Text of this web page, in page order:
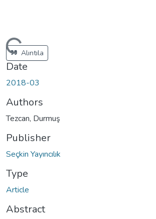
Alıntıla
Date
2018-03
Authors
Tezcan, Durmuş
Publisher
Seçkin Yayıncılık
Type
Article
Abstract